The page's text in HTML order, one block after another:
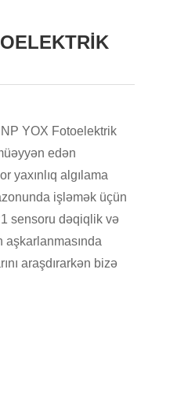
YOX Fotoelektrik
edən
yaxınlıq algılama
işləmək üçün
sensoru dəqiqlik və
aşkarlanmasında
araşdırarkən bizə